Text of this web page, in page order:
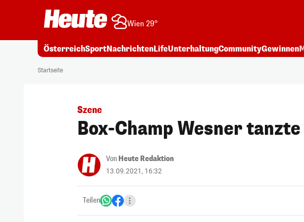
Wien 29°
ÖsterreichSportNachrichtenLifeUnterhaltungCommunityGewinnen
Startseite
Szene
Box-Champ Wesner
Von Heute Redaktion
13.09.2021, 16:32
Teilen